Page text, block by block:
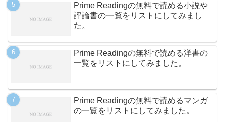
Prime Readingの無料で読める小説や
評論書の一覧をリストにしてみまし
た。
Prime Readingの無料で読める洋書の
一覧をリストにしてみました。
Prime Readingの無料で読めるマンガ
の一覧をリストにしてみました。